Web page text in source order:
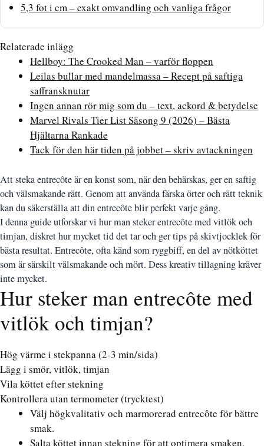
5,3 fot i cm – exakt omvandling och vanliga frågor
Relaterade inlägg
Hellboy: The Crooked Man – varför floppen
Leilas bullar med mandelmassa – Recept på saftiga
saffransknutar
Ingen annan rör mig som du – text, ackord & betydelse
Marvel Rivals Tier List Säsong 9 (2026) – Bästa
Hjältarna Rankade
Tack för den här tiden på jobbet – skriv avtackningen
Att steka entrecôte är en konst som, när den behärskas, ger en saftig
och välsmakande rätt. Genom att använda färska örter och rätt teknik
kan du säkerställa att din entrecôte blir perfekt varje gång.
I denna guide utforskar vi hur man steker entrecôte med vitlök och
timjan, diskret hur mycket tid det tar och ger tips på skivtjocklek för
bästa resultat. Entrecôte, ofta känd som ryggbiff, en del av nötköttet
som är särskilt välsmakande och mört. Dess kreativ tillagning kräver
inte mycket.
Hur steker man entrecôte med
vitlök och timjan?
Hög värme i stekpanna (2-3 min/sida)
Lägg i smör, vitlök, timjan
Vila köttet efter stekning
Kontrollera utan termometer (trycktest)
Välj högkvalitativ och marmorerad entrecôte för bättre
smak.
Salta köttet innan stekning för att optimera smaken.